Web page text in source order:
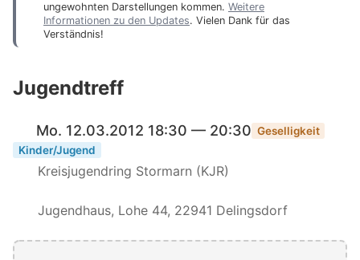
ungewohnten Darstellungen kommen. Weitere
Informationen zu den Updates. Vielen Dank für das
Verständnis!
Jugendtreff
Mo. 12.03.2012 18:30 — 20:30 Geselligkeit
Kinder/Jugend
Kreisjugendring Stormarn (KJR)
Jugendhaus, Lohe 44, 22941 Delingsdorf